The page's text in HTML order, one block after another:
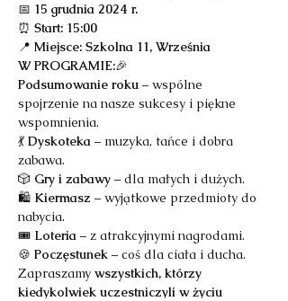
📅 15 grudnia 2024 r.
⏰ Start: 15:00
📍 Miejsce: Szkolna 11, Września
W PROGRAMIE:🎉
Podsumowanie roku – wspólne
spojrzenie na nasze sukcesy i piękne
wspomnienia.
💃 Dyskoteka – muzyka, tańce i dobra
zabawa.
🎲 Gry i zabawy – dla małych i dużych.
🛍️ Kiermasz – wyjątkowe przedmioty do
nabycia.
🎟️ Loteria – z atrakcyjnymi nagrodami.
🍪 Poczęstunek – coś dla ciała i ducha.
Zapraszamy wszystkich, którzy
kiedykolwiek uczestniczyli w życiu